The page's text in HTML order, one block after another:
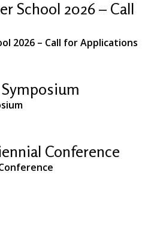
School 2026 – Call
2026 – Call for Applications
Conference